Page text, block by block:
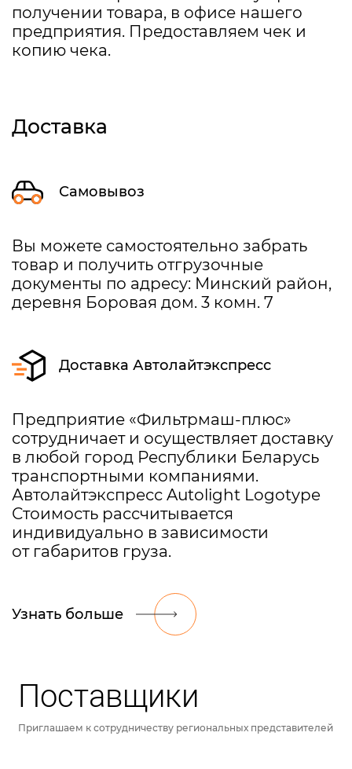
получении товара, в офисе нашего
предприятия. Предоставляем чек и
копию чека.
Доставка
Самовывоз
Вы можете самостоятельно забрать
товар и получить отгрузочные
документы по адресу: Минский район,
деревня Боровая дом. 3 комн. 7
Доставка Автолайтэкспресс
Предприятие «Фильтрмаш-плюс»
сотрудничает и осуществляет доставку
в любой город Республики Беларусь
транспортными компаниями.
Автолайтэкспресс Autolight Logotype
Стоимость рассчитывается
индивидуально в зависимости
от габаритов груза.
Узнать больше
Поставщики
Приглашаем к сотрудничеству региональных представителей